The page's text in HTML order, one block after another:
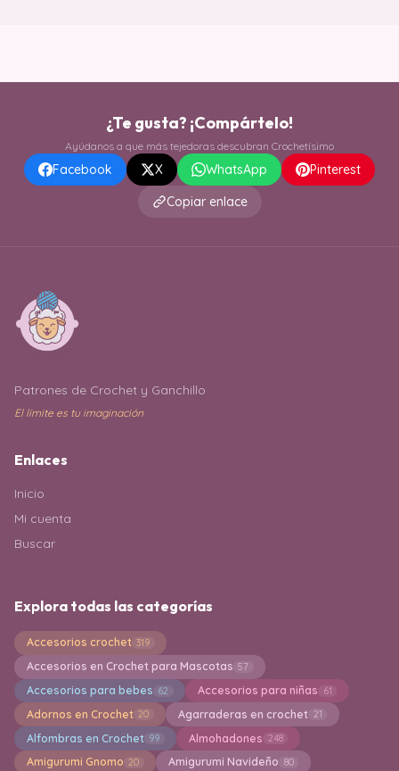
¿Te gusta? ¡Compártelo!
Ayúdanos a que más tejedoras descubran Crochetísimo
Facebook X WhatsApp
Pinterest
Copiar enlace
Patrones de Crochet y Ganchillo
El límite es tu imaginación
Enlaces
Inicio
Mi cuenta
Buscar
Explora todas las categorías
Accesorios crochet 319
Accesorios en Crochet para Mascotas 57
Accesorios para bebes 62 Accesorios para niñas 61
Adornos en Crochet 20 Agarraderas en crochet 21
Alfombras en Crochet 99 Almohadones 248
Amigurumi Gnomo 20 Amigurumi Navideño 80